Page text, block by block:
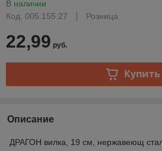
В наличии
Код: 005.155.27
Розница
22,99 руб.
Купить
Описание
ДРАГОН вилка, 19 см, нержавеющ